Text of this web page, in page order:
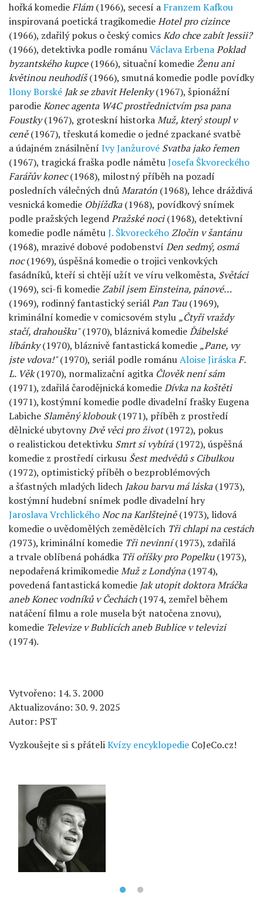
hořká komedieFlám (1966), secesí a Franzem Kafkou
inspirovaná poetická tragikomedieHotel pro cizince
(1966), zdařilý pokus o český comicsKdo chce zabít Jessii?
(1966), detektivka podle románuVáclava ErbenaPoklad
byzantského kupce(1966), situační komedieŽenu ani
květinou neuhodíš(1966), smutná komedie podle povídky
Ilony Borské Jak se zbavit Helenky(1967), špionážní
parodieKonec agenta W4C prostřednictvím psa pana
Foustky(1967), groteskní historkaMuž, který stoupl v
ceně(1967), třeskutá komedie o jedné zpackané svatbě
a údajném znásilnění Ivy Janžurové Svatba jako řemen
(1967), tragická fraška podle námětuJosefa Škvoreckého
Farářův konec(1968), milostný příběh na pozadí
posledních válečných dnůMaratón (1968), lehce dráždivá
vesnická komedie Objížďka(1968), povídkový snímek
podle pražských legendPražské noci(1968), detektivní
komedie podle námětuJ. ŠkvoreckéhoZločin v šantánu
(1968), mrazivé dobové podobenství Den sedmý, osmá
noc(1969), úspěšná komedie o trojici venkovkých
fasádníků, kteří si chtějí užít ve víru velkoměsta, Světáci
(1969), sci-fi komedieZabil jsem Einsteina, pánové…
(1969), rodinný fantastický seriálPan Tau(1969),
kriminální komedie v comicsovém stylu „Čtyři vraždy
stačí, drahoušku"(1970), bláznivá komedieĎábelské
líbánky(1970), bláznivě fantastická komedie „Pane, vy
jste vdova!"(1970), seriál podle románuAloise JiráskaF.
L. Věk(1970), normalizační agitka Člověk není sám
(1971), zdařilá čarodějnická komedieDívka na koštěti
(1971), kostýmní komedie podle divadelní frašky Eugena
Labiche Slaměný klobouk(1971), příběh z prostředí
dělnické ubytovnyDvě věci pro život(1972), pokus
o realistickou detektivku Smrt si vybírá(1972), úspěšná
komedie z prostředí cirkusu Šest medvědů s Cibulkou
(1972), optimistický příběh o bezproblémových
a šťastných mladých lidech Jakou barvu má láska(1973),
kostýmní hudební snímek podle divadelní hry
Jaroslava VrchlickéhoNoc na Karlštejně(1973), lidová
komedie o uvědomělých zemědělcích Tři chlapi na cestách
(1973), kriminální komedie Tři nevinní(1973), zdařilá
a trvale oblíbená pohádka Tři oříšky pro Popelku(1973),
nepodařená krimikomedieMuž z Londýna(1974),
povedená fantastická komedie Jak utopit doktora Mráčka
aneb Konec vodníků v Čechách(1974, zemřel během
natáčení filmu a role musela být natočena znovu),
komedie Televize v Bublicích anebBublice v televizi
(1974).
Vytvořeno: 14. 3. 2000
Aktualizováno: 30. 9. 2025
Autor: PST
Vyzkoušejte si s přáteliKvízy encyklopedie CoJeCo.cz!